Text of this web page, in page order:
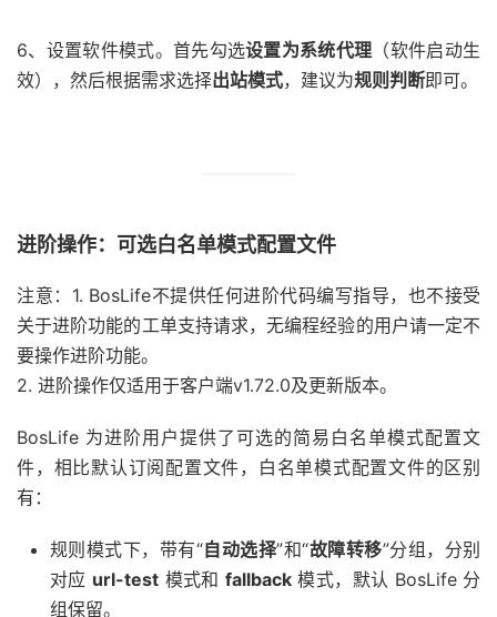
6、设置软件模式。首先勾选设置为系统代理 （软件启动生
效），然后根据需求选择出站模式，建议为规则判断即可。
进阶操作：可选白名单模式配置文件
注意： 1. BosLife不提供任何进阶代码编写指导，也不接受
关于进阶功能的工单支持请求，无编程经验的用户请一定不
要操作进阶功能。
2. 进阶操作仅适用于客户端v1.72.0及更新版本。
BosLife 为进阶用户提供了可选的简易白名单模式配置文
件，相比默认订阅配置文件，白名单模式配置文件的区别
有：
规则模式下，带有“自动选择”和“故障转移”分组，分别
对应 url-test 模式和 fallback 模式，默认 BosLife 分
组保留。